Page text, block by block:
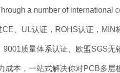
a number of international
、UL认证，ROHS认证，MIN
9001质量体系认证、欧盟SGS无
成本，一站式解决你对PCB多层